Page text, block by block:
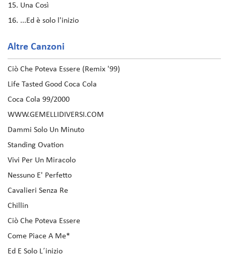
Una Così
...Ed è solo l'inizio
Altre Canzoni
Ciò Che Poteva Essere (Remix '99)
Life Tasted Good Coca Cola
Coca Cola 99/2000
WWW.GEMELLIDIVERSI.COM
Dammi Solo Un Minuto
Standing Ovation
Vivi Per Un Miracolo
Nessuno E' Perfetto
Cavalieri Senza Re
Chillin
Ciò Che Poteva Essere
Come Piace A Me*
Ed E Solo L´inizio